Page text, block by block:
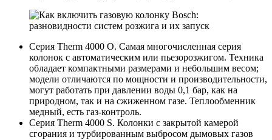
Серия Therm 4000 О. Самая многочисленная серия
колонок с автоматическим или пьезорозжигом. Техника
обладает компактными размерами и небольшим весом;
модели отличаются по мощности и производительности,
могут работать при давлении воды 0,1 бар, как на
природном, так и на сжиженном газе. Теплообменник
медный, есть газ-контроль.
Серия Therm 4000 S. Колонки с закрытой камерой
сгорания и турбированным выбросом дымовых газов